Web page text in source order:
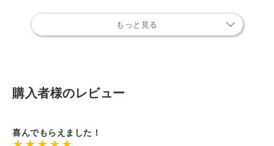
もっと見る
購入者様のレビュー
喜んでもらえました！